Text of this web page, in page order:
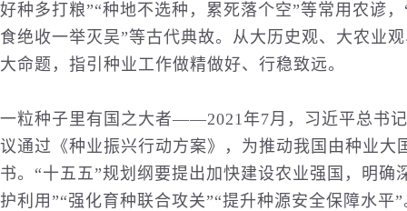
好种多打粮”“种地不选种，累死落个空”等常用农谚
食绝收一举灭吴”等古代典故。从大历史观、大农业
大命题，指引种业工作做精做好、行稳致远。
一粒种子里有国之大者——2021年7月，习近平总书
议通过《种业振兴行动方案》，为推动我国由种业
书。“十五五”规划纲要提出加快建设农业强国，明
护利用”“强化育种联合攻关”“提升种源安全保障水平”